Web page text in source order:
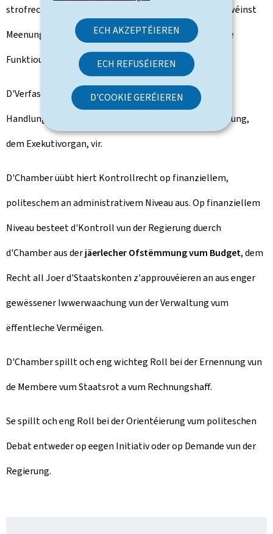
ECH AKZEPTÉIEREN
ECH REFUSÉIEREN
D'COOKIË GERÉIEREN
strofrechtlech Klo géint en Deputéierten erhuewe gi wéinst
Meenungen a Stëmmen, déi hien an Ausübung vu senge
Funktiounen geäussert huet.
D'Verfassung behält der Chamber eng Rei
Handlungsméiglechkeete géigeniwwer vun der Regierung,
dem Exekutivorgan, vir.
D'Chamber üübt hiert Kontrollrecht op finanziellem,
politeschem an administrativem Niveau aus. Op finanziellem
Niveau besteet d'Kontroll vun der Regierung duerch
d'Chamber aus derjäerlecher Ofstëmmung vum Budget, dem
Recht all Joer d'Staatskonten z'approuvéieren an aus enger
gewëssener Iwwerwaachung vun der Verwaltung vum
ëffentleche Verméigen.
D'Chamber spillt och eng wichteg Roll bei der Ernennung vun
de Membere vum Staatsrot a vum Rechnungshaff.
Se spillt och eng Roll bei der Orientéierung vum politeschen
Debat entweder op eegen Initiativ oder op Demande vun der
Regierung.